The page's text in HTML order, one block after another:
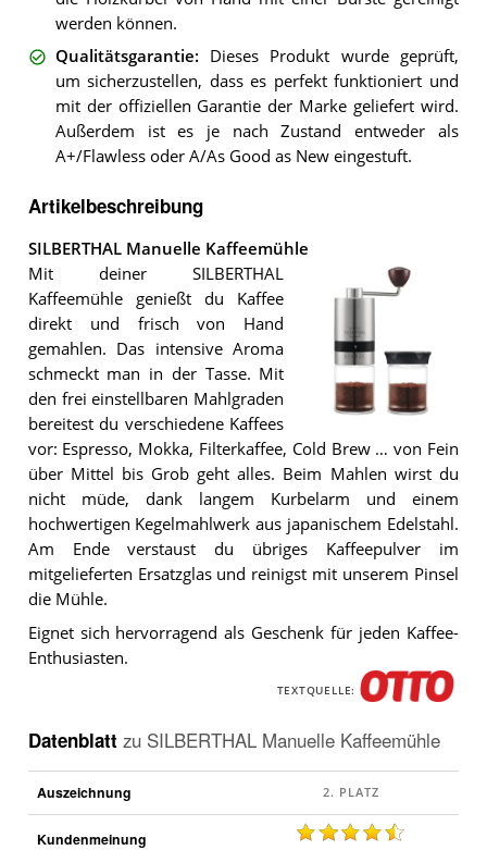
werden können.
Qualitätsgarantie: Dieses Produkt wurde geprüft,
um sicherzustellen, dass es perfekt funktioniert und
mit der offiziellen Garantie der Marke geliefert wird.
Außerdem ist es je nach Zustand entweder als
A+/Flawless oder A/As Good as New eingestuft.
Artikelbeschreibung
SILBERTHAL Manuelle Kaffeemühle
SILBERTHAL
Manuelle
.
Mit deiner SILBERTHAL
Kaffeemühle genießt du Kaffee
direkt und frisch von Hand
gemahlen. Das intensive Aroma
schmeckt man in der Tasse. Mit
den frei einstellbaren Mahlgraden
bereitest du verschiedene Kaffees
vor: Espresso, Mokka, Filterkaffee, Cold Brew … von Fein
über Mittel bis Grob geht alles. Beim Mahlen wirst du
nicht müde, dank langem Kurbelarm und einem
hochwertigen Kegelmahlwerk aus japanischem Edelstahl.
Am Ende verstaust du übriges Kaffeepulver im
mitgelieferten Ersatzglas und reinigst mit unserem Pinsel
die Mühle.
Eignet sich hervorragend als Geschenk für jeden Kaffee-
Enthusiasten.
TEXTQUELLE:
Datenblatt zu SILBERTHAL Manuelle Kaffeemühle
Auszeichnung
Kundenmeinung